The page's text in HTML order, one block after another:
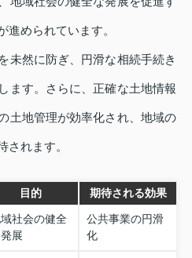
進められています。
未然に防ぎ、円滑な相続手続き
ます。さらに、正確な土地情報
土地管理が効率化され、地域の
されます。
目的 期待される効果
社会の健全
展
公共事業の円滑
化